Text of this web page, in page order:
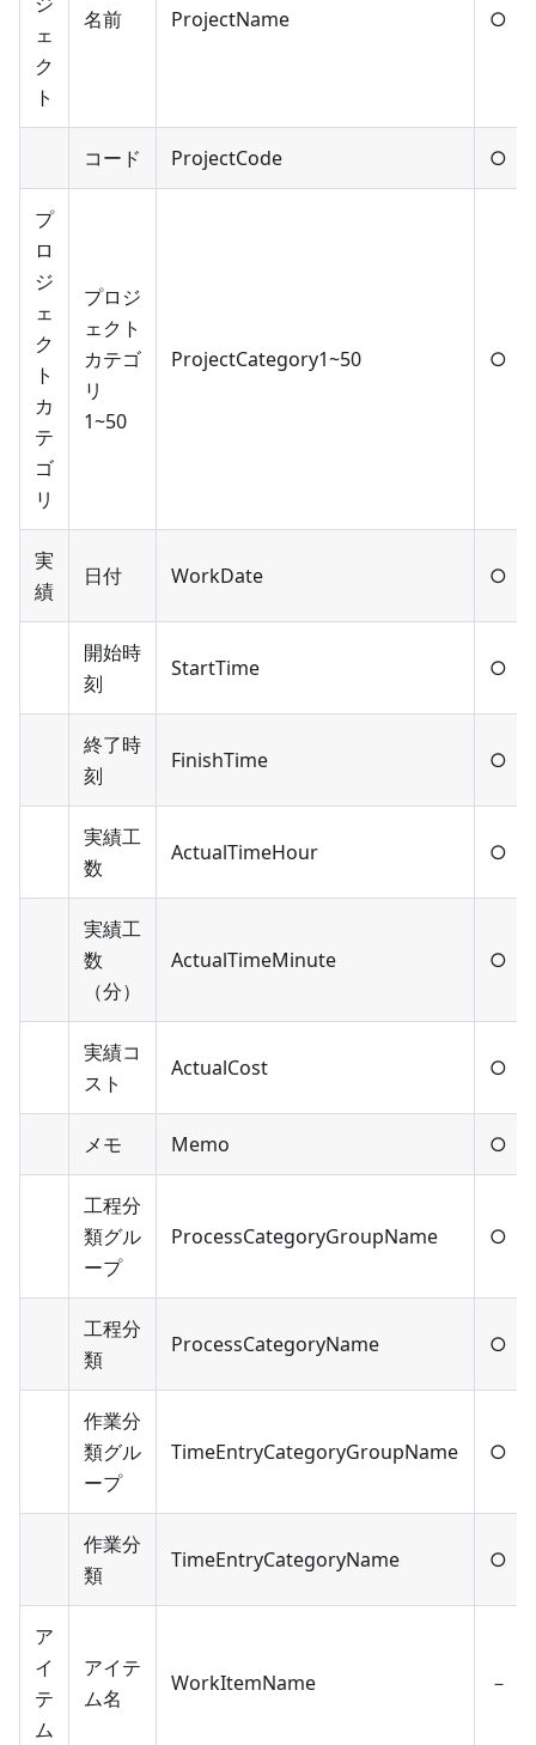
ェ
ク
ト
名前 ProjectName ○
コード ProjectCode ○
プ
ロ
ジ
ェ
ク
ト
カ
テ
ゴ
リ
プロジ
ェクト
カテゴ
リ
1~50
ProjectCategory1~50 ○
実
績
日付 WorkDate ○
開始時
刻
StartTime ○
終了時
刻
FinishTime ○
実績工
数
ActualTimeHour ○
実績工
数
（分）
ActualTimeMinute ○
実績コ
スト
ActualCost ○
メモ Memo ○
工程分
類グル
ープ
ProcessCategoryGroupName ○
工程分
類
ProcessCategoryName ○
作業分
類グル
ープ
TimeEntryCategoryGroupName ○
作業分
類
TimeEntryCategoryName ○
ア
イ
テ
ム
アイテ
ム名
WorkItemName －